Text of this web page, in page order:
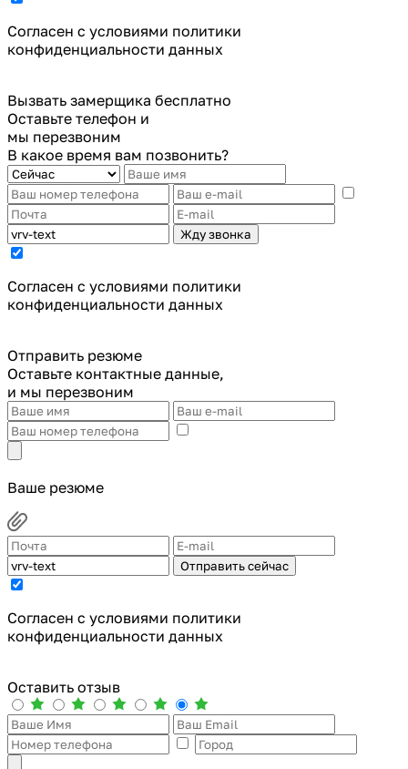
Cогласен с условиями политики
конфиденциальности данных
Вызвать замерщика бесплатно
Оставьте телефон и
мы перезвоним
В какое время вам позвонить?
Жду звонка
Cогласен с условиями политики
конфиденциальности данных
Отправить резюме
Оставьте контактные данные,
и мы перезвоним
Ваше резюме
Отправить сейчас
Cогласен с условиями политики
конфиденциальности данных
Оставить отзыв